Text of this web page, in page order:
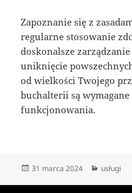
Zapoznanie się z
regularne stosowanie
doskonalsze
uniknięcie
od wielkości Twojego
buchalterii są
funkcjonowania.
Data
31 marca 2024 Kategorie
usługi